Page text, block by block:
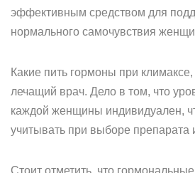
эффективным средством для
нормального самочувствия
Какие пить гормоны при
лечащий врач. Дело в том, что
каждой женщины индивидуален,
учитывать при выборе препарата
Стоит отметить, что